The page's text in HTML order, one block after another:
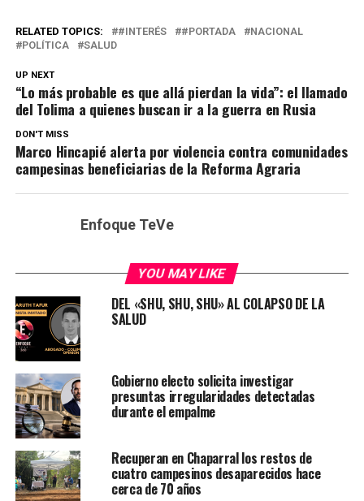
RELATED TOPICS: #INTERÉS #PORTADA
NACIONAL
POLÍTICA
SALUD
UP NEXT
“Lo más probable es que allá pierdan la vida”: el llamado
del Tolima a quienes buscan ir a la guerra en Rusia
DON'T MISS
Marco Hincapié alerta por violencia contra comunidades
campesinas beneficiarias de la Reforma Agraria
Enfoque TeVe
YOU MAY LIKE
DEL «SHU, SHU, SHU» AL COLAPSO DE LA
SALUD
Gobierno electo solicita investigar
presuntas irregularidades detectadas
durante el empalme
Recuperan en Chaparral los restos de
cuatro campesinos desaparecidos hace
cerca de 70 años